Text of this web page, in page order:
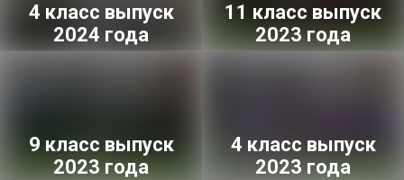
4 класс выпуск
2024 года
11 класс выпуск
2023 года
9 класс выпуск
2023 года
4 класс выпуск
2023 года